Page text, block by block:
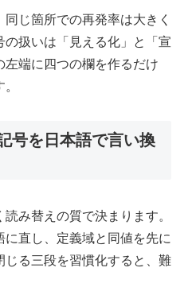
じ箇所での再発率は大きく
扱いは「見える化」と「宣
端に四つの欄を作るだけ
号を日本語で言い換
み替えの質で決まります。
直し、定義域と同値を先に
じる三段を習慣化すると、難